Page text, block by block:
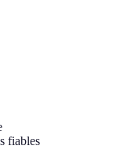
fiables